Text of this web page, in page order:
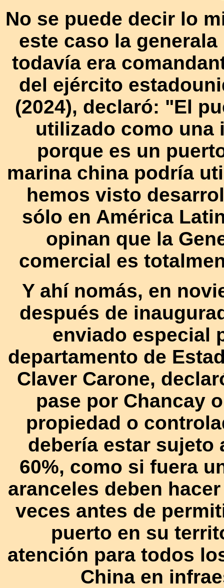
No se puede decir lo
este caso la
todavía era
del ejército
(2024), declaró: "El
utilizado como una
porque es un
marina china podría
hemos visto
sólo en América
opinan que la
comercial es
Y ahí nomás, en
después de
enviado especial
departamento de
Claver Carone,
pase por Chancay
propiedad o
debería estar sujeto
60%, como si fuera
aranceles deben
veces antes de
puerto en su
atención para todos
China en